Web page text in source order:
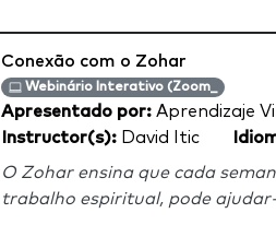
Conexão com o Zohar
Webinário Interativo (Zoom_
Apresentado por: Aprendizaje
Instructor(s): David Itic
O Zohar ensina que cada
trabalho espiritual, pode